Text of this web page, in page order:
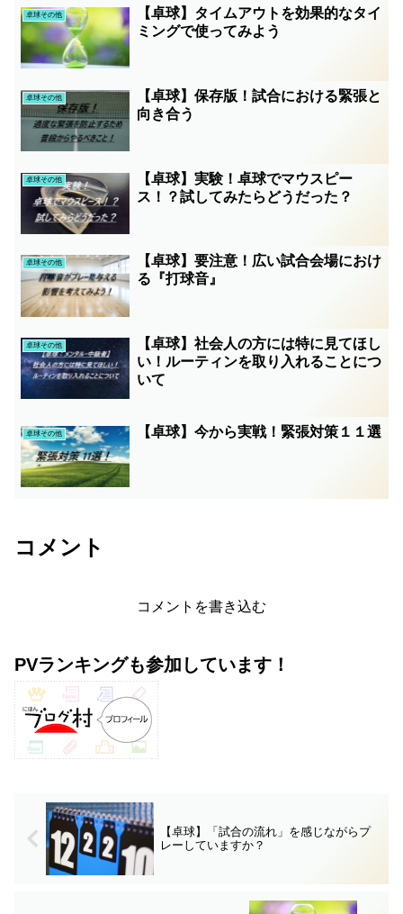
卓球その他
【卓球】タイムアウトを効果的なタイ
ミングで使ってみよう
卓球その他
【卓球】保存版！試合における緊張と
向き合う
卓球その他
【卓球】実験！卓球でマウスピー
ス！？試してみたらどうだった？
卓球その他
【卓球】要注意！広い試合会場におけ
る『打球音』
卓球その他
【卓球】社会人の方には特に見てほし
い！ルーティンを取り入れることにつ
いて
卓球その他 【卓球】今から実戦！緊張対策１１選
コメント
コメントを書き込む
PVランキングも参加しています！
【卓球】「試合の流れ」を感じながらプ
レーしていますか？